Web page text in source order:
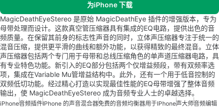
为iPhone 下载
MagicDeathEyeStereo 是原始 MagicDeathEye 插件的增强版本，专为
母带处理而设计。这款真空管压缩器具有集成的EQ电路，提供出色的音
频质量。在保留其前身的标志性声音的同时，立体声压缩器专注于统一的
混音压缩，提供更平滑的曲线和额外功能，以获得精致的最终混音。立体
声压缩器包括两个专门用于母带和总线压缩角色的单声道压缩器电路，具
有专业特色功能。新引入的EQ部分包括两个仅增益频段，带有双频率选
项，集成在Variable Mu管增益结构中。此外，还有一个用于低音控制的
双频低切功能。经过精心打造以实现最佳性能的EQ母带增强了整体音频
输出，使 MagicDeathEyeStereo 成为音频专业人士的卓越选择。
iPhone音频插件IPhone 的声音混合器免费的音频均衡器用于iPhone声大师音频编辑